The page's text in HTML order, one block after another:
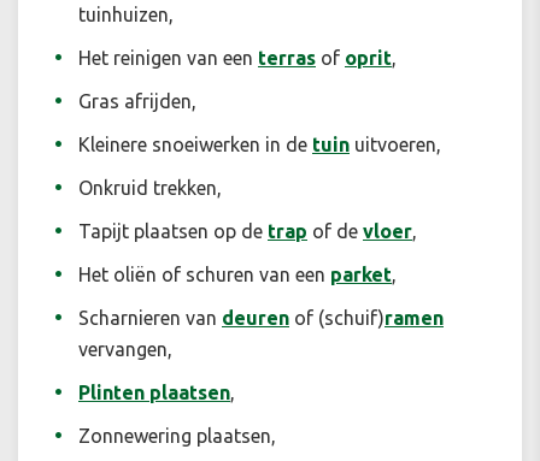
tuinhuizen,
Het reinigen van een terras of oprit,
Gras afrijden,
Kleinere snoeiwerken in de tuin uitvoeren,
Onkruid trekken,
Tapijt plaatsen op de trap of de vloer,
Het oliën of schuren van een parket,
Scharnieren van deuren of (schuif)ramen
vervangen,
Plinten plaatsen,
Zonnewering plaatsen,